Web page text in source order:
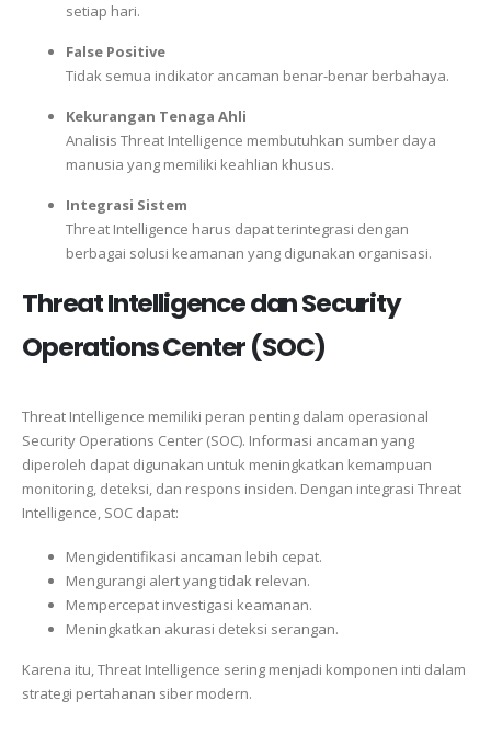
setiap hari.
False Positive
Tidak semua indikator ancaman benar-benar berbahaya.
Kekurangan Tenaga Ahli
Analisis Threat Intelligence membutuhkan sumber daya
manusia yang memiliki keahlian khusus.
Integrasi Sistem
Threat Intelligence harus dapat terintegrasi dengan
berbagai solusi keamanan yang digunakan organisasi.
Threat Intelligence dan Security
Operations Center (SOC)
Threat Intelligence memiliki peran penting dalam operasional
Security Operations Center (SOC). Informasi ancaman yang
diperoleh dapat digunakan untuk meningkatkan kemampuan
monitoring, deteksi, dan respons insiden. Dengan integrasi Threat
Intelligence, SOC dapat:
Mengidentifikasi ancaman lebih cepat.
Mengurangi alert yang tidak relevan.
Mempercepat investigasi keamanan.
Meningkatkan akurasi deteksi serangan.
Karena itu, Threat Intelligence sering menjadi komponen inti dalam
strategi pertahanan siber modern.